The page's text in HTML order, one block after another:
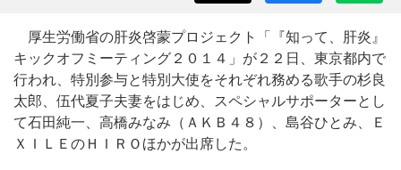
厚生労働省の肝炎啓蒙プロジェクト「『知って、肝炎』
キックオフミーティング２０１４」が２２日、東京都内で
行われ、特別参与と特別大使をそれぞれ務める歌手の杉良
太郎、伍代夏子夫妻をはじめ、スペシャルサポーターとし
て石田純一、高橋みなみ（ＡＫＢ４８）、島谷ひとみ、Ｅ
ＸＩＬＥのＨＩＲＯほかが出席した。